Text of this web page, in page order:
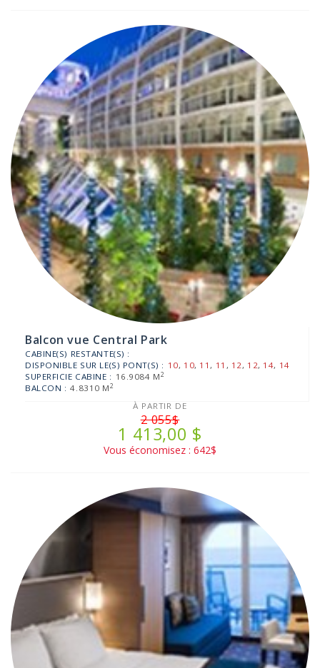
Balcon vue Central Park
CABINE(S) RESTANTE(S) :
DISPONIBLE SUR LE(S) PONT(S) : 10, 10, 11, 11 , 12, 12, 14, 14
SUPERFICIE CABINE : 16.9084 M2
BALCON : 4.8310 M2
À PARTIR DE
2 055$
1 413,00 $
Vous économisez : 642$